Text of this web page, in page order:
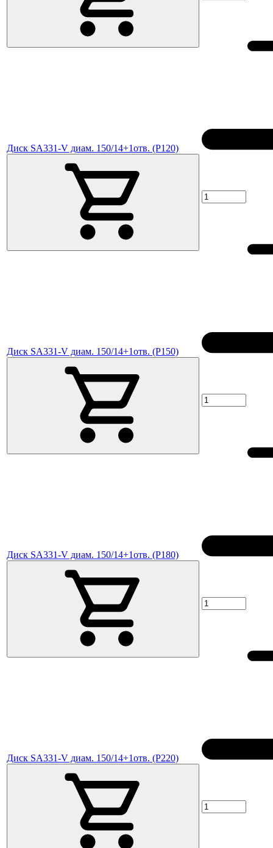
Диск SA331-V диам. 150/14+1отв. (P120)
Диск SA331-V диам. 150/14+1отв. (P150)
Диск SA331-V диам. 150/14+1отв. (P180)
Диск SA331-V диам. 150/14+1отв. (P220)